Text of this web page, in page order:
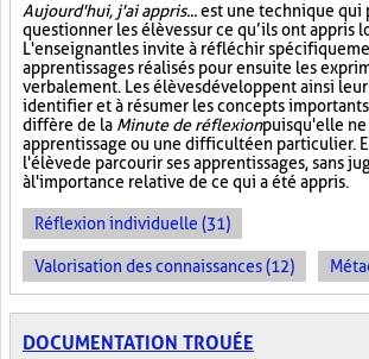
Aujourd'hui, j'ai appris...est une technique qui
questionner les élèves sur ce qu’ils ont appris
L'enseignant les invite à réfléchir
apprentissages réalisés pour ensuite les
verbalement. Les élèves développent ainsi
identifier et à résumer les concepts
diffère de la Minute de réflexionpuisqu'elle ne
apprentissage ou une difficulté en particulier.
l'élève de parcourir ses apprentissages, sans
à l'importance relative de ce qui a été appris.
Réflexion individuelle (31)
Valorisation des connaissances (12)
DOCUMENTATION TROUÉE